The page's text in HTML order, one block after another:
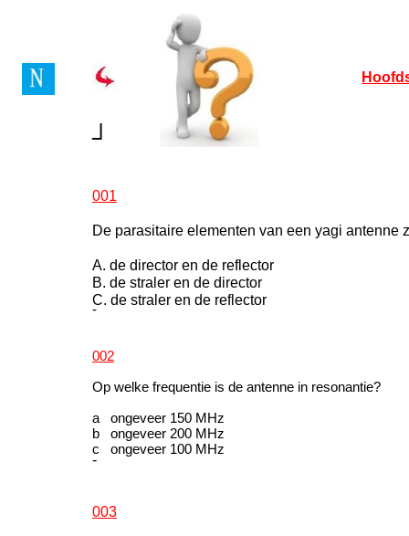
001
De parasitaire elementen van een yagi antenne
A. de director en de reflector
B. de straler en de director
C. de straler en de reflector
-
002
Op welke frequentie is de antenne in resonantie?
a ongeveer 150 MHz
b ongeveer 200 MHz
c ongeveer 100 MHz
-
003
┘